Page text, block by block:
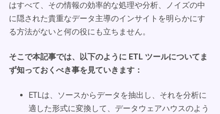
はすべて、その情報の効率的な処理や分析、ノイズの中
に隠された貴重なデータ主導のインサイトを明らかにす
る方法がないと何の役にも立ちません。
そこで本記事では、以下のように ETL ツールについてま
ず知っておくべき事を見ていきます：
ETLは、ソースからデータを抽出し、それを分析に
適した形式に変換して、データウェアハウスのよう